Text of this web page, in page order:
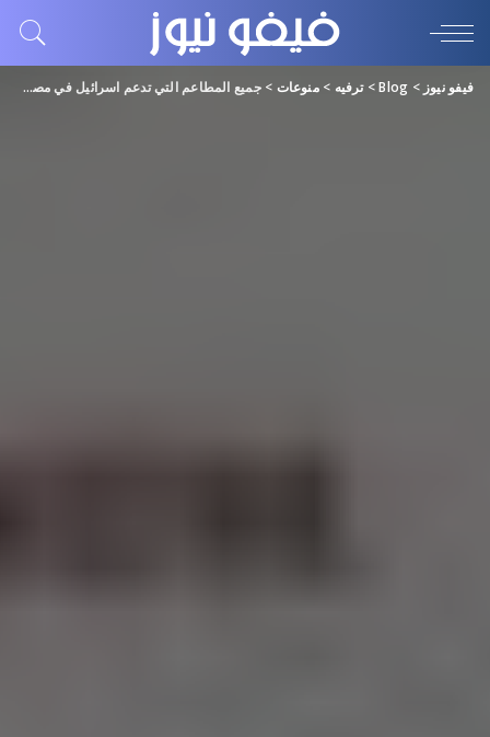
فيفو نيوز >
Blog
>ترفيه >منوعات >جميع المطاعم التي تدعم اسرائيل في مصر 1445 مع العناوين